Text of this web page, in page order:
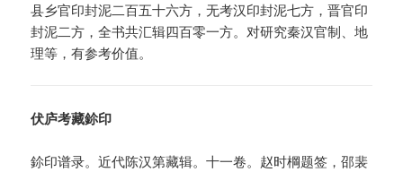
县乡官印封泥二百五十六方，无考汉印封泥七方，晋官印
封泥二方，全书共汇辑四百零一方。对研究秦汉官制、地
理等，有参考价值。
伏庐考藏鉩印
鉩印谱录。近代陈汉第藏辑。十一卷。赵时棡题签，邵裴